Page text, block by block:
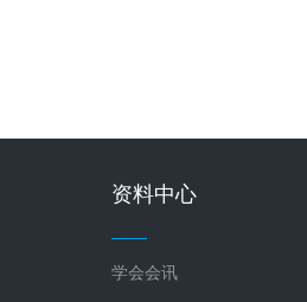
资料中心
学会会讯